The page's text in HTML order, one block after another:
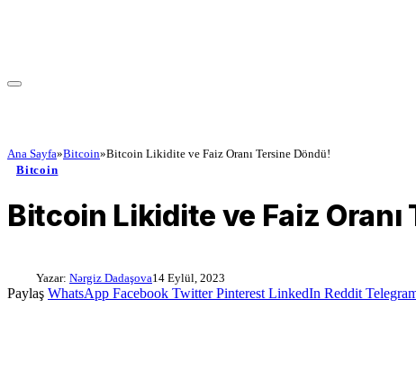
Ana Sayfa»Bitcoin»Bitcoin Likidite ve Faiz Oranı Tersine Döndü!
Bitcoin
Bitcoin Likidite ve Faiz Oranı
Yazar: Nərgiz Dadaşova14 Eylül, 2023
Paylaş WhatsApp Facebook Twitter Pinterest LinkedIn Reddit